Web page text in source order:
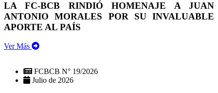
LA FC-BCB RINDIÓ HOMENAJE A JUAN
ANTONIO MORALES POR SU INVALUABLE
APORTE AL PAÍS
Ver Más
FCBCB N° 19/2026
Julio de 2026